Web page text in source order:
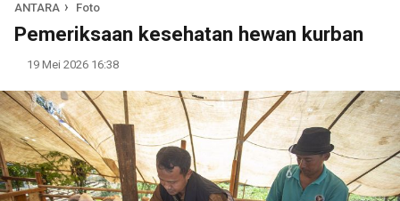
ANTARA Foto
Pemeriksaan kesehatan hewan kurban
19 Mei 2026 16:38